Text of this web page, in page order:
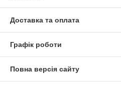
Доставка та оплата
Графік роботи
Повна версія сайту